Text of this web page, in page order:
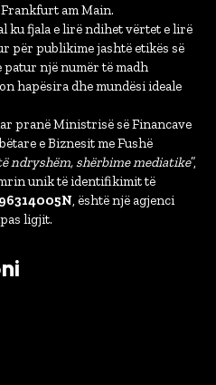
am Main.
ku fjala e lirë ndihet vërtet e lirë
për publikime jashtë etikës së
një numër të madh
hapësira dhe mundësi ideale
pranë Ministrisë së Financave
e Biznesit me Fushë
ndryshëm, shërbime mediatike”,
unik të identifikimit të
, është një agjenci
ligjit.